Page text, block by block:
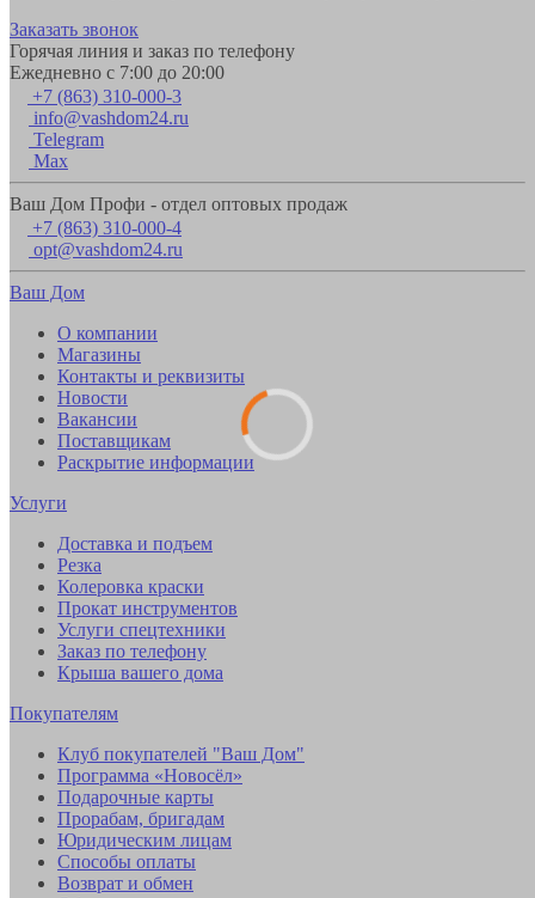
Заказать звонок
Горячая линия и заказ по телефону
Ежедневно с 7:00 до 20:00
+7 (863) 310-000-3
info@vashdom24.ru
Telegram
Max
Ваш Дом Профи - отдел оптовых продаж
+7 (863) 310-000-4
opt@vashdom24.ru
Ваш Дом
О компании
Магазины
Контакты и реквизиты
Новости
Вакансии
Поставщикам
Раскрытие информации
Услуги
Доставка и подъем
Резка
Колеровка краски
Прокат инструментов
Услуги спецтехники
Заказ по телефону
Крыша вашего дома
Покупателям
Клуб покупателей "Ваш Дом"
Программа «Новосёл»
Подарочные карты
Прорабам, бригадам
Юридическим лицам
Способы оплаты
Возврат и обмен